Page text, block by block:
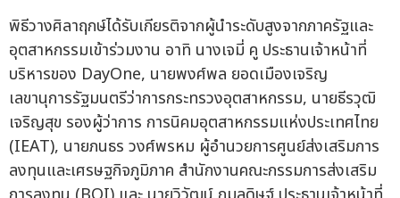
พิธีวางศิลาฤกษ์ได้รับเกียรติจากผู้นำระดับสูงจากภาครัฐและ
อุตสาหกรรมเข้าร่วมงาน อาทิ นางเจมี่ คู ประธานเจ้าหน้าที่
บริหารของ DayOne, นายพงศ์พล ยอดเมืองเจริญ
เลขานุการรัฐมนตรีว่าการกระทรวงอุตสาหกรรม, นายธีรวุฒิ
เจริญสุข รองผู้ว่าการ การนิคมอุตสาหกรรมแห่งประเทศไทย
(IEAT), นายภนธร วงศ์พรหม ผู้อำนวยการศูนย์ส่งเสริมการ
ลงทุนและเศรษฐกิจภูมิภาค สำนักงานคณะกรรมการส่งเสริม